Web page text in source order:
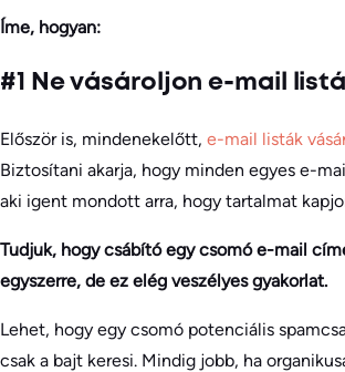
Íme, hogyan:
#1 Ne vásároljon e-mail
Először is, mindenekelőtt, e-mail listák
Biztosítani akarja, hogy minden egyes e-
aki igent mondott arra, hogy tartalmat
Tudjuk, hogy csábító egy csomó e-mail
egyszerre, de ez elég veszélyes gyakorlat.
Lehet, hogy egy csomó potenciális
csak a bajt keresi. Mindig jobb, ha